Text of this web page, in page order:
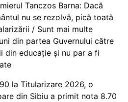
Tanczos Barna: Dacă
nu se rezolvă, pică toată
/ Sunt mai multe
din partea Guvernului către
din educație și nu par a fi
la Titularizare 2026, o
din Sibiu a primit nota 8.70